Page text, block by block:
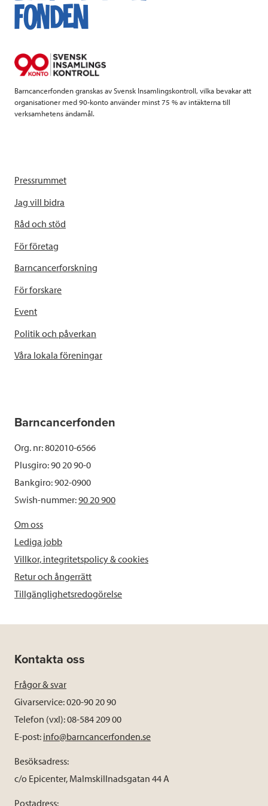
b
k
t
e
Barncancerfonden granskas av Svensk Insamlingskontroll, vilka bevakar att
organisationer med 90-konto använder minst 75 % av intäkterna till
verksamhetens ändamål.
Pressrummet
Jag vill bidra
Råd och stöd
För företag
Barncancerforskning
För forskare
Event
Politik och påverkan
Våra lokala föreningar
Barncancerfonden
Org. nr: 802010-6566
Plusgiro: 90 20 90-0
Bankgiro: 902-0900
Swish-nummer:90 20 900
Om oss
Lediga jobb
Villkor, integritetspolicy & cookies
Retur och ångerrätt
Tillgänglighetsredogörelse
Kontakta oss
Frågor & svar
Givarservice: 020-90 20 90
Telefon (vxl): 08-584 209 00
E-post: info@barncancerfonden.se
Besöksadress:
c/o Epicenter, Malmskillnadsgatan 44 A
Postadress: